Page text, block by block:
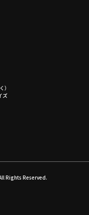
ズ
Rights Reserved.